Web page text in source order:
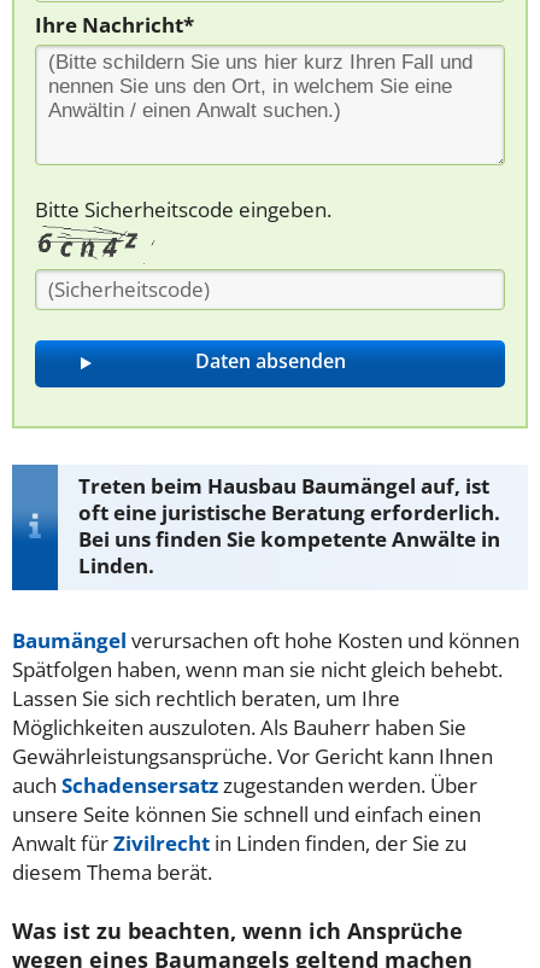
Ihre Nachricht*
Bitte Sicherheitscode eingeben.
Treten beim Hausbau Baumängel auf, ist
oft eine juristische Beratung erforderlich.
Bei uns finden Sie kompetente Anwälte in
Linden.
Baumängel verursachen oft hohe Kosten und können
Spätfolgen haben, wenn man sie nicht gleich behebt.
Lassen Sie sich rechtlich beraten, um Ihre
Möglichkeiten auszuloten. Als Bauherr haben Sie
Gewährleistungsansprüche. Vor Gericht kann Ihnen
auch Schadensersatz zugestanden werden. Über
unsere Seite können Sie schnell und einfach einen
Anwalt fürZivilrecht in Linden finden, der Sie zu
diesem Thema berät.
Was ist zu beachten, wenn ich Ansprüche
wegen eines Baumangels geltend machen